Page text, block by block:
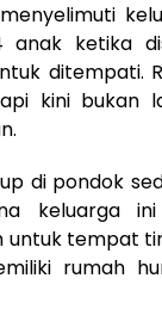
ketika
ditempati.
kini bukan
di pondok
keluarga
tempat
rumah